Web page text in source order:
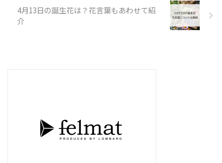
4月13日の誕生花は？花言葉もあわせて紹
介